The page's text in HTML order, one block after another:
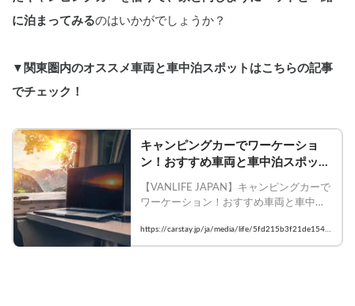
に泊まってみるのはいかがでしょうか？
▼関東圏内のオススメ車両と車中泊スポットはこちらの記事
でチェック！
キャンピングカーでワーケーショ
ン！おすすめ車両と車中泊スポット
4選（関東編）
【VANLIFE JAPAN】キャンピングカーで
ワーケーション！おすすめ車両と車中泊
#Carstay #VANLIFE #キャンピングカー #
ワーケーション #レンタカー
https://carstay.jp/ja/media/life/5fd215b3f21de1540
e2a9a62